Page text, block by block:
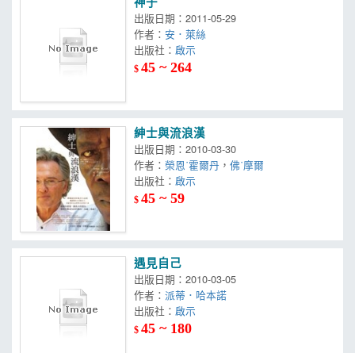
出版日期：2011-05-29
作者：安．萊絲
出版社：
$45 ~ 264
紳士與流浪漢
出版日期：2010-03-30
作者：榮恩˙霍爾丹 ，佛˙摩爾
出版社： 啟示
$45 ~ 59
遇見自己
出版日期：2010-03-05
作者：派蒂．哈本諾
出版社：
$45 ~ 180